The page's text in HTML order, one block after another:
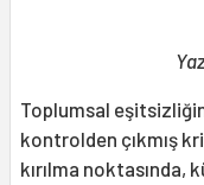
Toplumsal
kontrolden çıkmış
kırılma noktasında,